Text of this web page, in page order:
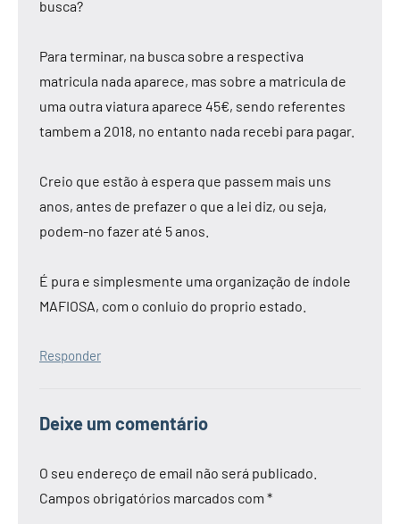
busca?
Para terminar, na busca sobre a respectiva
matricula nada aparece, mas sobre a matricula de
uma outra viatura aparece 45€, sendo referentes
tambem a 2018, no entanto nada recebi para pagar.
Creio que estão à espera que passem mais uns
anos, antes de prefazer o que a lei diz, ou seja,
podem-no fazer até 5 anos.
É pura e simplesmente uma organização de índole
MAFIOSA, com o conluio do proprio estado.
Responder
Deixe um comentário
O seu endereço de email não será publicado.
Campos obrigatórios marcados com *